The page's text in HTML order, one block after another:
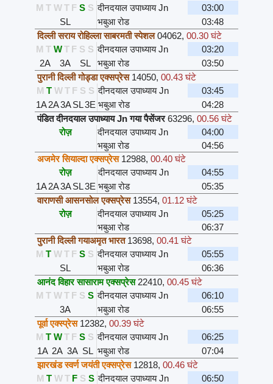
M T W T F S S दीनदयाल उपाध्याय Jn
03:00
SL
भबुआ रोड
03:48
दिल्ली सराय रोहिल्ला साबरमती स्पेशल 04062, 00.30 घंटे
M T W T F S S दीनदयाल उपाध्याय Jn
03:20
2A
3A SL भबुआ रोड
03:50
पुरानी दिल्ली गोड्डा एक्सप्रेस 14050, 00.43 घंटे
M T W T F S S दीनदयाल उपाध्याय Jn
03:45
1A2A3ASL3E भबुआ रोड
04:28
पंडित दीनदयाल उपाध्याय Jn गया पैसेंजर 63296, 00.56 घंटे
रोज़
दीनदयाल उपाध्याय Jn
04:00
भबुआ रोड
04:56
अजमेर सियाल्दा एक्सप्रेस 12988, 00.40 घंटे
रोज़
दीनदयाल उपाध्याय Jn
04:55
1A2A3ASL3E भबुआ रोड
05:35
वाराणसी आसनसोल एक्सप्रेस 13554, 01.12 घंटे
रोज़
दीनदयाल उपाध्याय Jn
05:25
भबुआ रोड
06:37
पुरानी दिल्ली गयाअमृत भारत13698, 00.41 घंटे
M T W T F S S दीनदयाल उपाध्याय Jn
05:55
SL
भबुआ रोड
06:36
आनंद विहार सासाराम एक्सप्रेस 22410, 00.45 घंटे
M T W T F S S दीनदयाल उपाध्याय Jn
06:10
3A
भबुआ रोड
06:55
पूर्वा एक्स्प्रेस 12382, 00.39 घंटे
M T W T F S S दीनदयाल उपाध्याय Jn
06:25
1A 2A 3A SL भबुआ रोड
07:04
झारखंड स्वर्ण जयंती एक्सप्रेस 12818, 00.46 घंटे
M T W T F S S दीनदयाल उपाध्याय Jn
06:50